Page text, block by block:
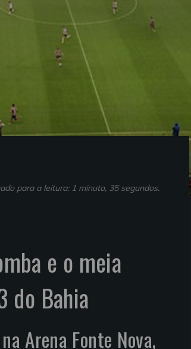
para a leitura: 1 minuto, 35 segundos.
e o meia
do Bahia
Arena Fonte Nova,